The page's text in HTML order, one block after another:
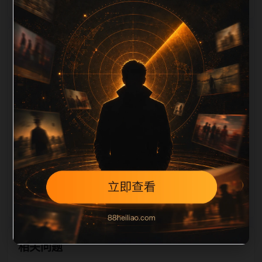
栏目内容归集
，图片文件名和 alt/title 也跟随主关键词、栏目词和文
章标题生成。如果采集内容缺少图片，将使用同主题默
认图兜底；如果标题过短、描述为空、正文摘要不足或
关键词连续重复，则不进入发布队列。本页还加入常见
问题和站内推荐，帮助用户从一个入口跳转到同类页
面、专题合集和热榜内容，提升停留时间和页面可抓取
性。第3条内容作为初始建设页，重点承担栏目深度补
齐、内链结构完善和后续采集归类的承接作用。
相关问题